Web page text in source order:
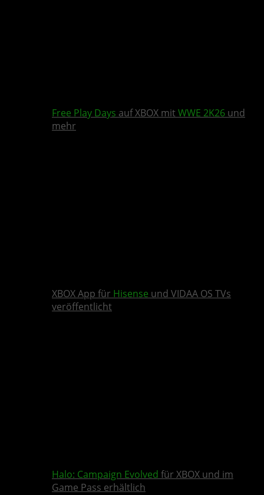
Free Play Days auf XBOX mit WWE 2K26 und
mehr
XBOX App für Hisense und VIDAA OS TVs
veröffentlicht
Halo: Campaign Evolved für XBOX und im
Game Pass erhältlich